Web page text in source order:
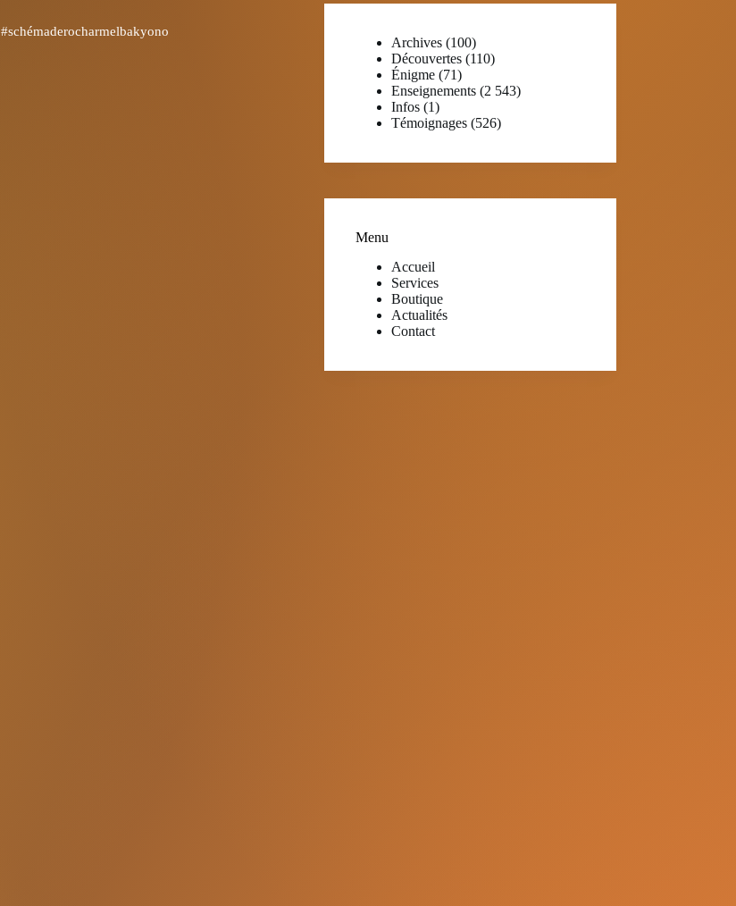
#schémaderocharmelbakyono
Archives (100)
Découvertes (110)
Énigme (71)
Enseignements (2 543)
Infos (1)
Témoignages (526)
Menu
Accueil
Services
Boutique
Actualités
Contact